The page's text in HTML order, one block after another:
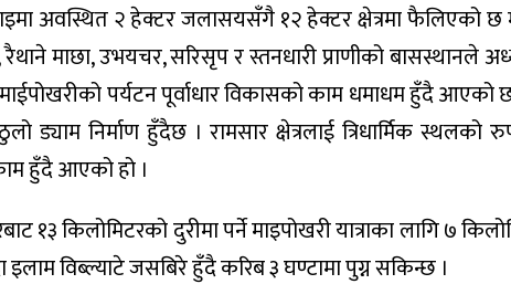
अवस्थित २ हेक्टर जलासयसँगै १२ हेक्टर क्षेत्रमा फैलिएको छ
माछा, उभयचर, सरिसृप र स्तनधारी प्राणीको बासस्थानले
पर्यटन पूर्वाधार विकासको काम धमाधम हुँदै आएको
ड्याम निर्माण हुँदैछ । रामसार क्षेत्रलाई त्रिधार्मिक स्थलको
हुँदै आएको हो ।
१३ किलोमिटरको दुरीमा पर्ने माइपोखरी यात्राका लागि ७
इलाम विब्ल्याटे जसबिरे हुँदै करिब ३ घण्टामा पुग्न सकिन्छ ।